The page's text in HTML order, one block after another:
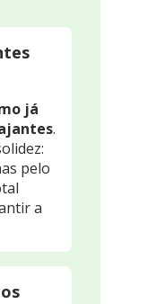
já
.
pelo
a